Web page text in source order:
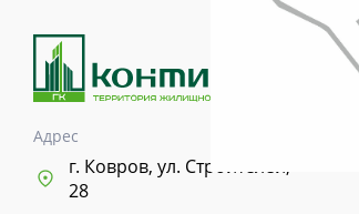
Адрес
г. Ковров, ул. Строителей,
28